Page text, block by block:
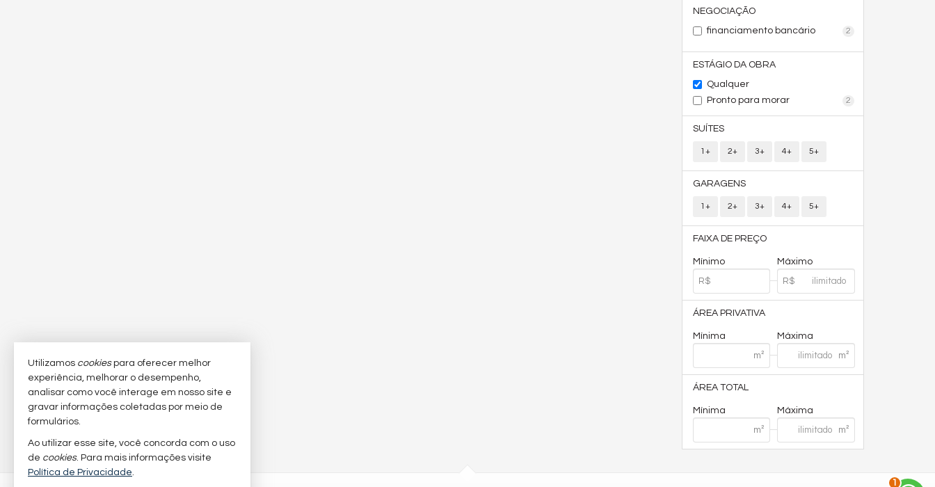
NEGOCIAÇÃO
financiamento bancário
2
ESTÁGIO DA OBRA
Qualquer
Pronto para morar
2
SUÍTES
1+ 2+ 3+ 4+ 5+
GARAGENS
1+ 2+ 3+ 4+ 5+
FAIXA DE PREÇO
Mínimo Máximo
ÁREA PRIVATIVA
Mínima Máxima
ÁREA TOTAL
Mínima Máxima
2
Utilizamos cookiespara oferecer melhor
experiência, melhorar o desempenho,
analisar como você interage em nosso site e
gravar informações coletadas por meio de
formulários.
Ao utilizar esse site, você concorda com o uso
de cookies. Para mais informações visite
Política de Privacidade.